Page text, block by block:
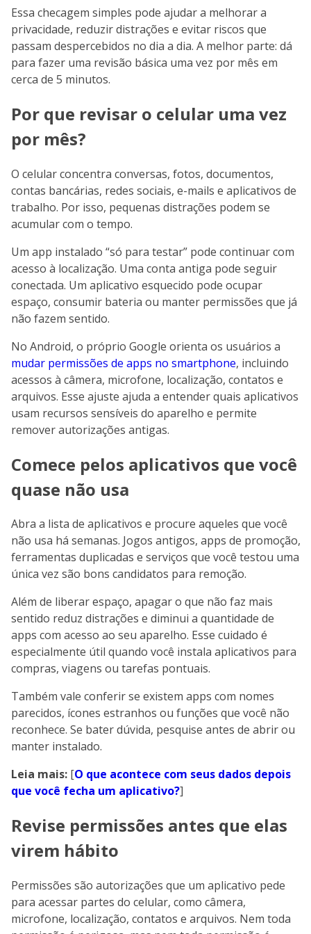
Essa checagem simples pode ajudar a melhorar a
privacidade, reduzir distrações e evitar riscos que
passam despercebidos no dia a dia. A melhor parte: dá
para fazer uma revisão básica uma vez por mês em
cerca de 5 minutos.
Por que revisar o celular uma vez
por mês?
O celular concentra conversas, fotos, documentos,
contas bancárias, redes sociais, e-mails e aplicativos de
trabalho. Por isso, pequenas distrações podem se
acumular com o tempo.
Um app instalado “só para testar” pode continuar com
acesso à localização. Uma conta antiga pode seguir
conectada. Um aplicativo esquecido pode ocupar
espaço, consumir bateria ou manter permissões que já
não fazem sentido.
No Android, o próprio Google orienta os usuários a
mudar permissões de apps no smartphone, incluindo
acessos à câmera, microfone, localização, contatos e
arquivos. Esse ajuste ajuda a entender quais aplicativos
usam recursos sensíveis do aparelho e permite
remover autorizações antigas.
Comece pelos aplicativos que você
quase não usa
Abra a lista de aplicativos e procure aqueles que você
não usa há semanas. Jogos antigos, apps de promoção,
ferramentas duplicadas e serviços que você testou uma
única vez são bons candidatos para remoção.
Além de liberar espaço, apagar o que não faz mais
sentido reduz distrações e diminui a quantidade de
apps com acesso ao seu aparelho. Esse cuidado é
especialmente útil quando você instala aplicativos para
compras, viagens ou tarefas pontuais.
Também vale conferir se existem apps com nomes
parecidos, ícones estranhos ou funções que você não
reconhece. Se bater dúvida, pesquise antes de abrir ou
manter instalado.
Leia mais: [O que acontece com seus dados depois
que você fecha um aplicativo?]
Revise permissões antes que elas
virem hábito
Permissões são autorizações que um aplicativo pede
para acessar partes do celular, como câmera,
microfone, localização, contatos e arquivos. Nem toda